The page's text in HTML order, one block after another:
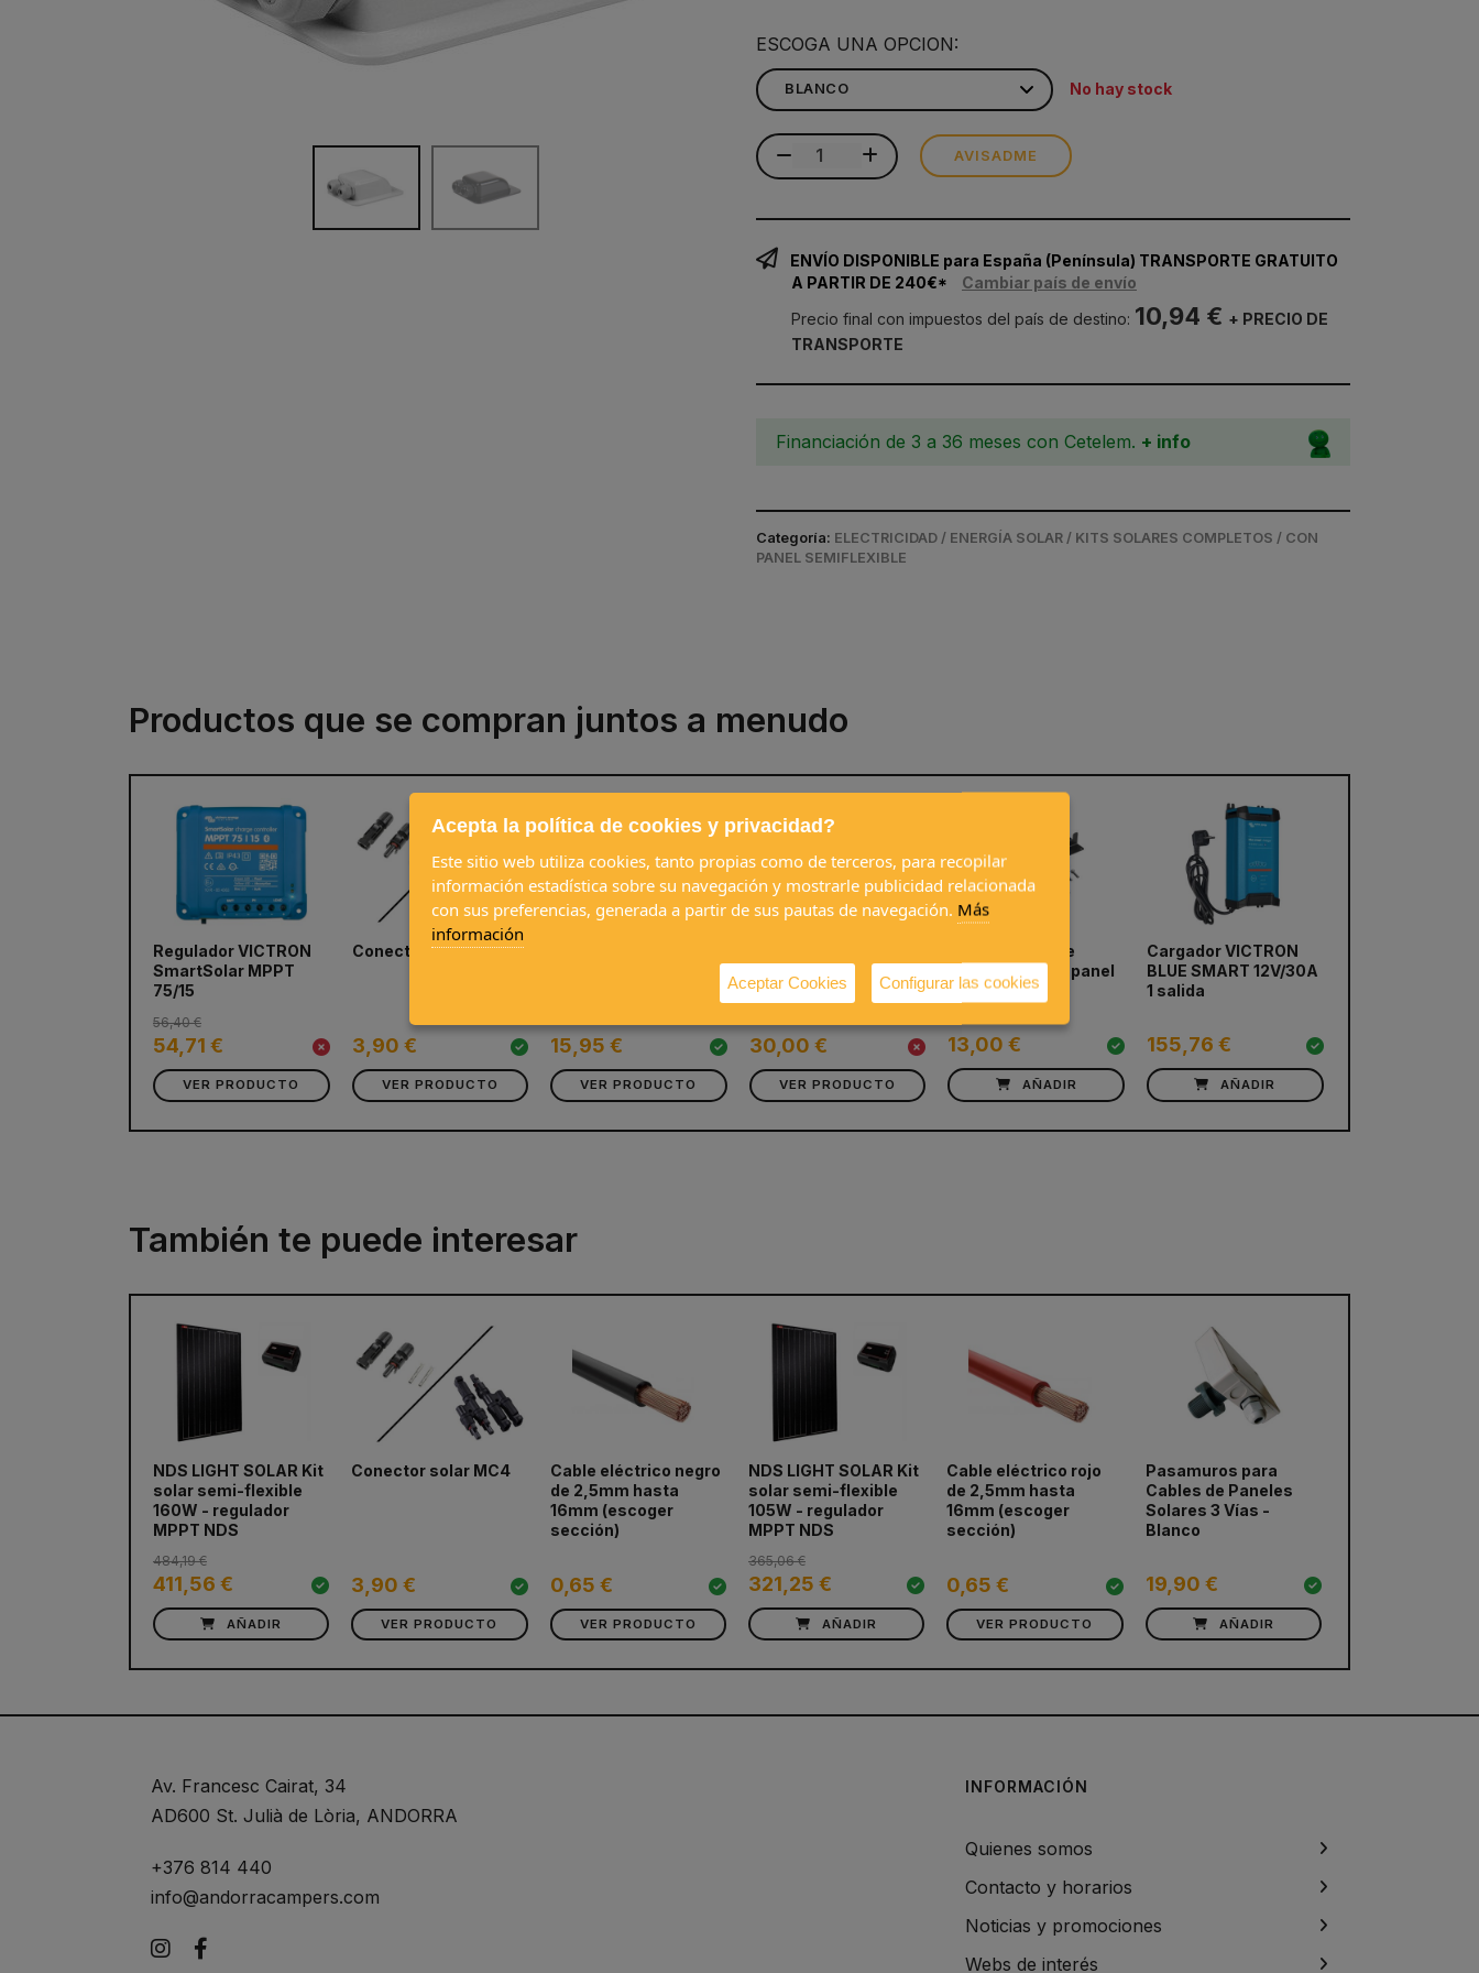
ESCOGA UNA OPCION:
No hay stock
AVISADME
ENVÍO DISPONIBLE para España (Península) TRANSPORTE GRATUITO
A PARTIR DE 240€*
Cambiar país de envío
Precio final con impuestos del país de destino: 10,94 € + PRECIO DE
TRANSPORTE
Financiación de 3 a 36 meses con Cetelem. + info
Categoría: ELECTRICIDAD / ENERGÍA SOLAR / KITS SOLARES COMPLETOS / CON
PANEL SEMIFLEXIBLE
Productos que se compran juntos a menudo
Regulador VICTRON
SmartSolar MPPT
75/15
54,71 €
56,40 €
VER PRODUCTO
Conector solar MC4
3,90 €
VER PRODUCTO
15,95 €
VER PRODUCTO
30,00 €
VER PRODUCTO
Pies de montaje
ECOFLOW para panel
solar rígido
13,00 €
AÑADIR
Cargador VICTRON
BLUE SMART 12V/30A
1 salida
155,76 €
AÑADIR
prev next
También te puede interesar
NDS LIGHT SOLAR Kit
solar semi-flexible
160W - regulador
MPPT NDS
411,56 €
484,19 €
AÑADIR
Conector solar MC4
3,90 €
VER PRODUCTO
Cable eléctrico negro
de 2,5mm hasta
16mm (escoger
sección)
0,65 €
VER PRODUCTO
NDS LIGHT SOLAR Kit
solar semi-flexible
105W - regulador
MPPT NDS
321,25 €
365,06 €
AÑADIR
Cable eléctrico rojo
de 2,5mm hasta
16mm (escoger
sección)
0,65 €
VER PRODUCTO
Pasamuros para
Cables de Paneles
Solares 3 Vías -
Blanco
19,90 €
AÑADIR
Av. Francesc Cairat, 34
AD600 St. Julià de Lòria, ANDORRA
+376 814 440
info@andorracampers.com
Instagram
INFORMACIÓN
Quienes somos
Contacto y horarios
Noticias y promociones
Webs de interés
Acepta la política de cookies y privacidad?
Este sitio web utiliza cookies, tanto propias como de terceros, para recopilar
información estadística sobre su navegación y mostrarle publicidad relacionada
con sus preferencias, generada a partir de sus pautas de navegación. Más
información
Aceptar Cookies Configurar las cookies